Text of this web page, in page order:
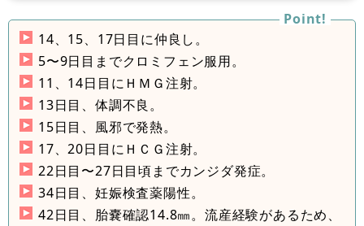
14、15、17日目に仲良し。
5〜9日目までクロミフェン服用。
11、14日目にＨＭＧ注射。
13日目、体調不良。
15日目、風邪で発熱。
17、20日目にＨＣＧ注射。
22日目〜27日目頃までカンジダ発症。
34日目、妊娠検査薬陽性。
42日目、胎嚢確認14.8㎜。流産経験があるため、